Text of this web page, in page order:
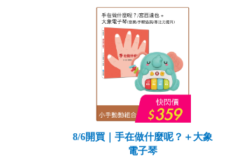
8/6開買｜手在做什麼呢？＋大象
電子琴